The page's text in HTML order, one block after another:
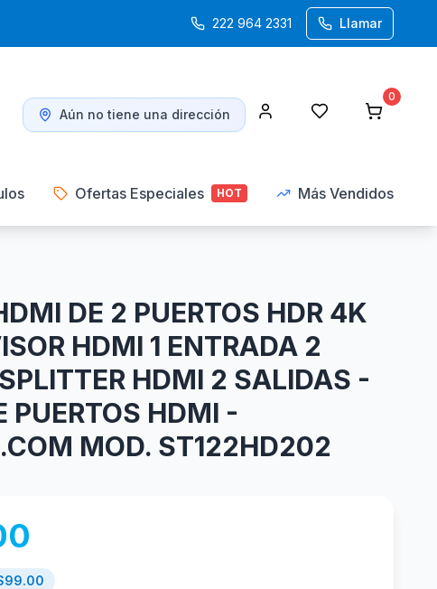
222 964 2331 Llamar
Aún no tiene una dirección
0
Ofertas Especiales HOT Más Vendidos
DE 2 PUERTOS HDR 4K
HDMI 1 ENTRADA 2
HDMI 2 SALIDAS -
PUERTOS HDMI -
MOD. ST122HD202
99.00